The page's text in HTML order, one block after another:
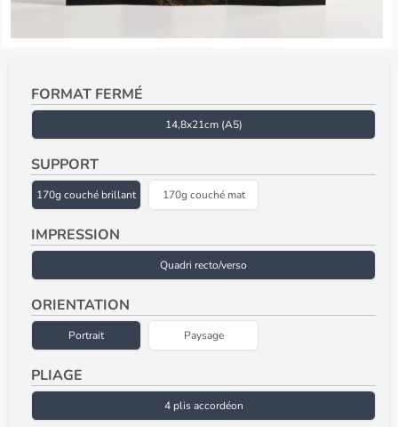
FORMAT FERMÉ
14,8x21cm (A5)
SUPPORT
170g couché brillant 170g couché mat
IMPRESSION
Quadri recto/verso
ORIENTATION
Portrait Paysage
PLIAGE
4 plis accordéon